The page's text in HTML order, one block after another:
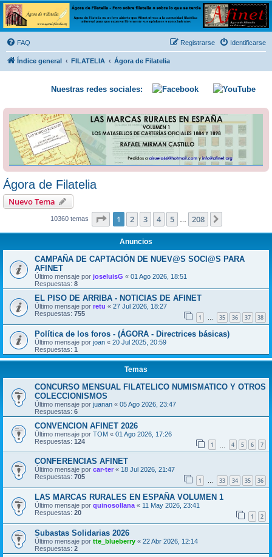
Ágora de Filatelia
Foro sobre filatelia o sobre lo que se tercie. Ágora de Filatelia es un foro abierto que Afinet
ofrece a la comunidad filatélica universal para que exprese libremente sus opiniones y
conocimientos
FAQ Identificarse
Registrarse
Índice general FILATELIA Ágora de Filatelia
Nuestras redes sociales:
Ágora de Filatelia
Nuevo Tema
10360 temas Página de 208
1 2 3 4 5 208
Anuncios
CAMPAÑA DE CAPTACIÓN DE NUEV@S SOCI@S PARA
AFINET
Último mensaje por joseluisG « 01 Ago 2026, 18:51
Respuestas: 8
EL PISO DE ARRIBA - NOTICIAS DE AFINET
Último mensaje por retu « 27 Jul 2026, 18:27
Respuestas: 755 1 … 35 36 37 38
Política de los foros - (ÁGORA - Directrices básicas)
Último mensaje por joan « 20 Jul 2025, 20:59
Respuestas: 1
Temas
CONCURSO MENSUAL FILATELICO NUMISMATICO Y OTROS
COLECCIONISMOS
Último mensaje por juanan « 05 Ago 2026, 23:47
Respuestas: 6
CONVENCION AFINET 2026
Último mensaje por TOM « 01 Ago 2026, 17:26
Respuestas: 124 1 4 5 6 7
CONFERENCIAS AFINET
Último mensaje por car-ter « 18 Jul 2026, 21:47
Respuestas: 705 1 … 33 34 35 36
LAS MARCAS RURALES EN ESPAÑA VOLUMEN 1
Último mensaje por quinosollana « 11 May 2026, 23:41
Respuestas: 20 1 2
Subastas Solidarias 2026
Último mensaje por tte_blueberry « 22 Abr 2026, 12:14
Respuestas: 2